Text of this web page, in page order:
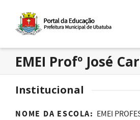
EMEI Profº José
Institucional
NOME DA ESCOLA: EMEI